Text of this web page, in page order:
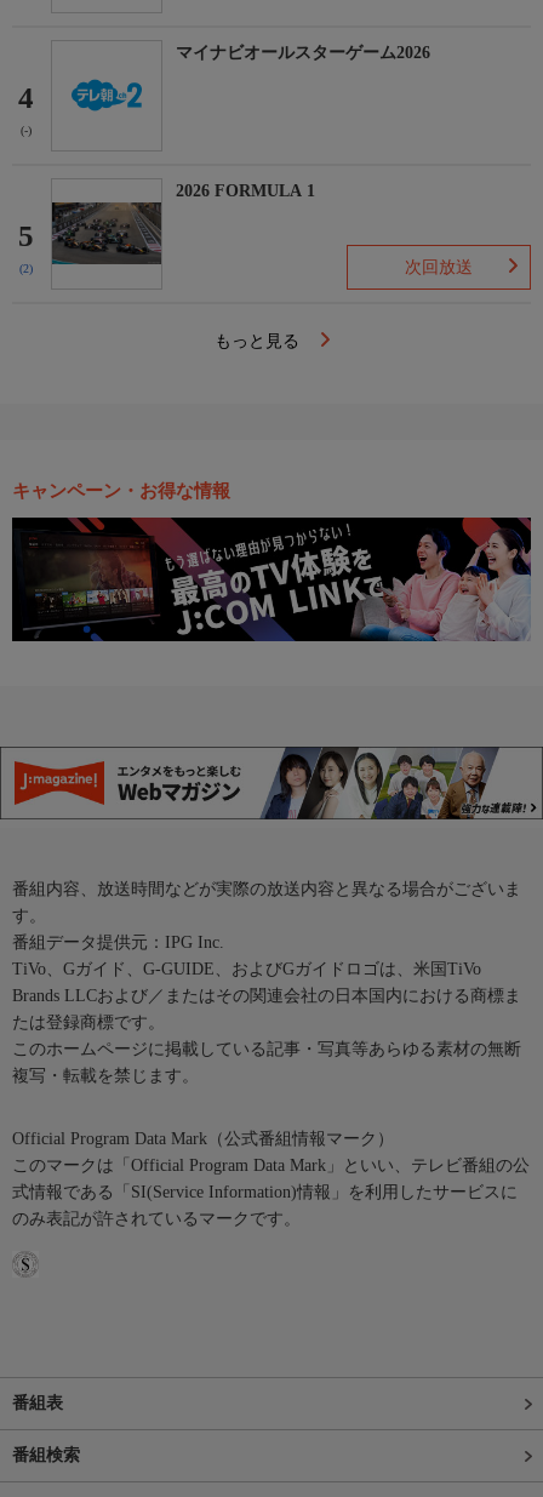
4
(-)
マイナビオールスターゲーム2026
5
(2)
2026 FORMULA 1
次回放送
もっと見る
キャンペーン・お得な情報
番組内容、放送時間などが実際の放送内容と異なる場合がございま
す。
番組データ提供元：IPG Inc.
TiVo、Gガイド、G-GUIDE、およびGガイドロゴは、米国TiVo
Brands LLCおよび／またはその関連会社の日本国内における商標ま
たは登録商標です。
このホームページに掲載している記事・写真等あらゆる素材の無断
複写・転載を禁じます。
Official Program Data Mark（公式番組情報マーク）
このマークは「Official Program Data Mark」といい、テレビ番組の公
式情報である「SI(Service Information)情報」を利用したサービスに
のみ表記が許されているマークです。
番組表
番組検索